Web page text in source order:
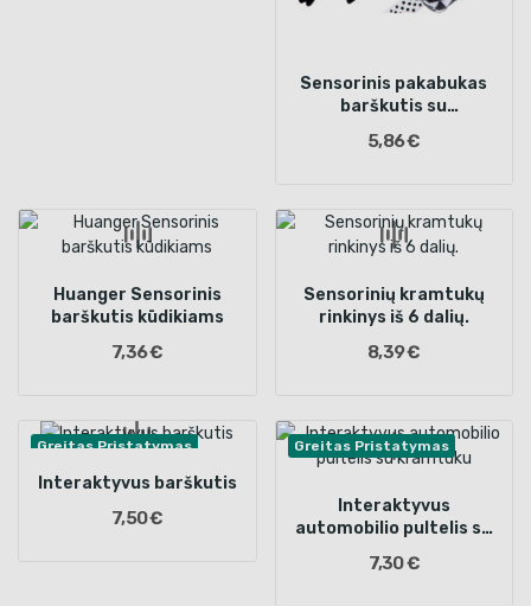
Sensorinis pakabukas
barškutis su
5,86 €
Huanger Sensorinis
barškutis kūdikiams
7,36 €
Sensorinių kramtukų
rinkinys iš 6 dalių.
8,39 €
Greitas Pristatymas
Interaktyvus barškutis
7,50 €
Greitas Pristatymas
Interaktyvus
automobilio pultelis su
7,30 €